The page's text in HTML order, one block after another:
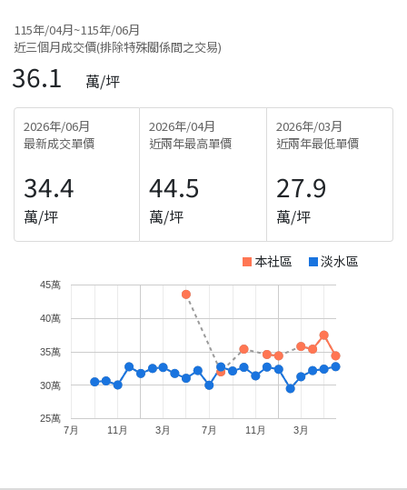
115年/04月~115年/06月
近三個月成交價(排除特殊關係間之交易)
36.1 萬/坪
2026年/06月
最新成交單價
34.4
萬/坪
2026年/04月
近兩年最高單價
44.5
萬/坪
2026年/03月
近兩年最低單價
27.9
萬/坪
本社區 淡水區
7月 11月 3月 7月 11月 3月
25萬
30萬
35萬
40萬
45萬